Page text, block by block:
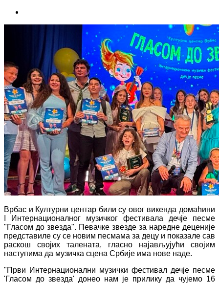
Врбас и Културни центар били су овог викенда домаћини
I Интернационалног музичког фестивала дечје песме
"Гласом до звезда". Певачке звезде за наредне деценије
представиле су се новим песмама за децу и показале сав
раскош својих талената, гласно најављујући својим
наступима да музичка сцена Србије има нове наде.
"Први Интернационални музички фестивал дечје песме
'Гласом до звезда' донео нам је прилику да чујемо 16